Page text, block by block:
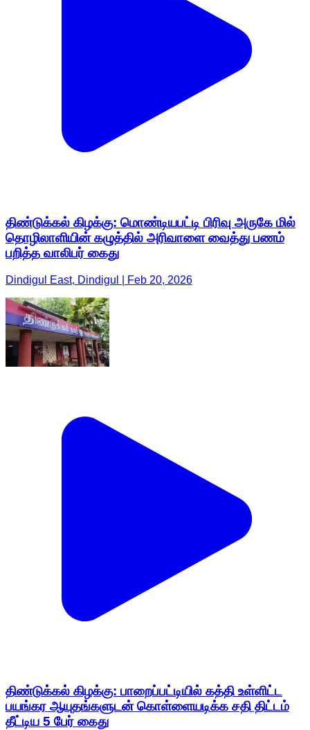
திண்டுக்கல் கிழக்கு: மொண்டியபட்டி பிரிவு அருகே மில்
தொழிலாளியின் கழுத்தில் அரிவாளை வைத்து பணம்
பறித்த வாலிபர் கைது
Dindigul East, Dindigul | Feb 20, 2026
திண்டுக்கல் கிழக்கு: பாறைப்பட்டியில் கத்தி உள்ளிட்ட
பயங்கர ஆயுதங்களுடன் கொள்ளையடிக்க சதி திட்டம்
தீட்டிய 5 பேர் கைது